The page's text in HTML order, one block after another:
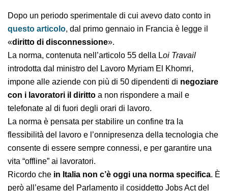
Dopo un periodo sperimentale di cui avevo dato conto in
questo articolo, dal primo gennaio in Francia è legge il
«diritto di disconnessione».
La norma, contenuta nell’articolo 55 della Loi Travail
introdotta dal ministro del Lavoro Myriam El Khomri,
impone alle aziende con più di 50 dipendenti di negoziare
con i lavoratori il diritto a non rispondere a mail e
telefonate al di fuori degli orari di lavoro.
La norma è pensata per stabilire un confine tra la
flessibilità del lavoro e l’onnipresenza della tecnologia che
consente di essere sempre connessi, e per garantire una
vita “offline” ai lavoratori.
Ricordo che in Italia non c’è oggi una norma specifica. È
però all’esame del Parlamento il cosiddetto Jobs Act del